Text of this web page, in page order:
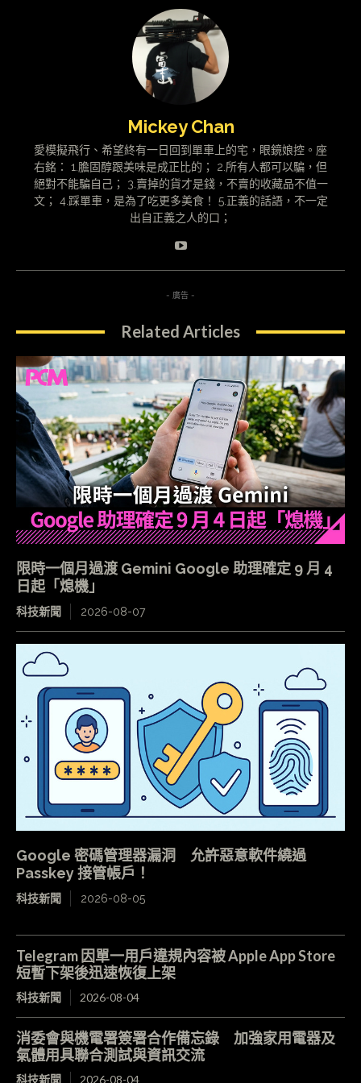
Mickey Chan
愛模擬飛行、希望終有一日回到單車上的宅，眼鏡娘控。座
右銘： 1.膽固醇跟美味是成正比的； 2.所有人都可以騙，但
絕對不能騙自己； 3.賣掉的貨才是錢，不賣的收藏品不值一
文； 4.踩單車，是為了吃更多美食！ 5.正義的話語，不一定
出自正義之人的口；
- 廣告 -
Related Articles
限時一個月過渡 Gemini Google 助理確定 9 月 4
日起「熄機」
科技新聞 2026-08-07
Google 密碼管理器漏洞 允許惡意軟件繞過
Passkey 接管帳戶！
科技新聞 2026-08-05
Telegram 因單一用戶違規內容被 Apple App Store
短暫下架後迅速恢復上架
科技新聞 2026-08-04
消委會與機電署簽署合作備忘錄 加強家用電器及
氣體用具聯合測試與資訊交流
科技新聞 2026-08-04